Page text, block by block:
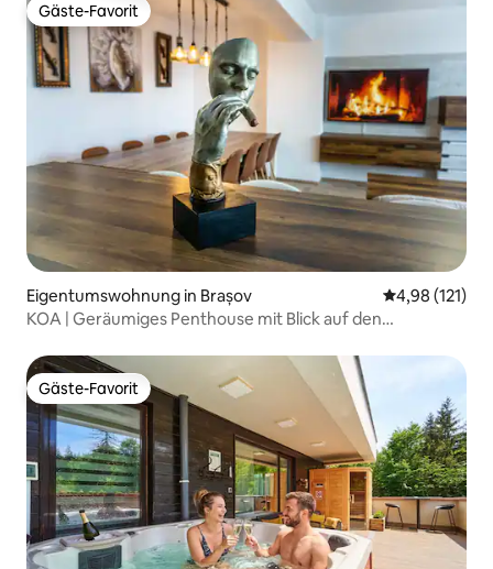
Gäste-Favorit
Gäste-Favorit
Eigentumswohnung in Brașov
4,98 (121)
KOA | Geräumiges Penthouse mit Blick auf den
Gäste-Favorit
Gäste-Favorit